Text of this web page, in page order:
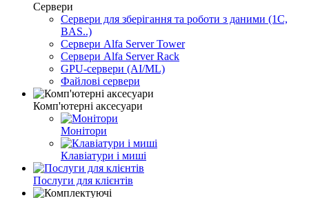
Сервери
Сервери для зберігання та роботи з даними (1С,
BAS..)
Сервери Alfa Server Tower
Сервери Alfa Server Rack
GPU-сервери (AI/ML)
Файлові сервери
Комп'ютерні аксесуари
Монітори
Клавіатури і миші
Послуги для клієнтів